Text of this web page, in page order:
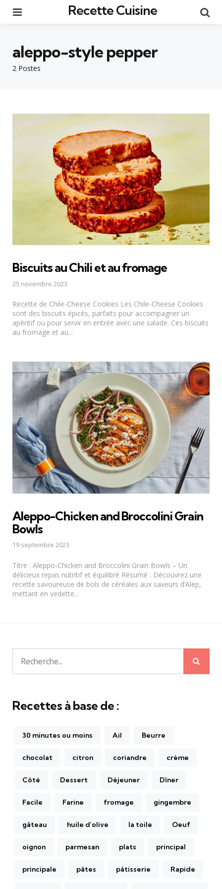
Recette Cuisine
2 Postes
aleppo-style pepper
Biscuits au Chili et au fromage
25 novembre 2023
Recette de Chile-Cheese Cookies Les Chile-Cheese Cookies
sont des biscuits épicés, parfaits pour accompagner un
apéritif ou pour servir en entrée avec une salade. Ces biscuits
au fromage et au...
Aleppo-Chicken and Broccolini Grain
Bowls
19 septembre 2023
Titre : Aleppo-Chicken and Broccolini Grain Bowls – Un
délicieux repas nutritif et équilibré Résumé : Découvrez une
recette savoureuse de bols de céréales aux saveurs d’Alep,
mettant en vedette...
Recherche
pour:
Recettes à base de :
30 minutes ou moins Ail Beurre
chocolat citron coriandre crème
Côté Dessert Déjeuner Dîner
Facile Farine fromage gingembre
gâteau huile d'olive la toile Oeuf
oignon parmesan plats principal
principale pâtes pâtisserie Rapide